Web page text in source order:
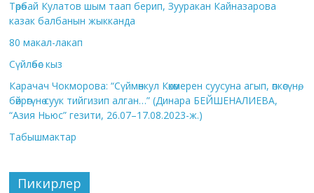
Төрөбай Кулатов шым таап берип, Зууракан Кайназарова
казак балбанын жыкканда
80 макал-лакап
Сүйлөбөс кыз
Карачач Чокморова: “Сүймөнкул Көкөмерен суусуна агып, өпкөсүнө,
бөйрөгүнө суук тийгизип алган…” (Динара БЕЙШЕНАЛИЕВА,
“Азия Ньюс” гезити, 26.07–17.08.2023-ж.)
Табышмактар
Пикирлер